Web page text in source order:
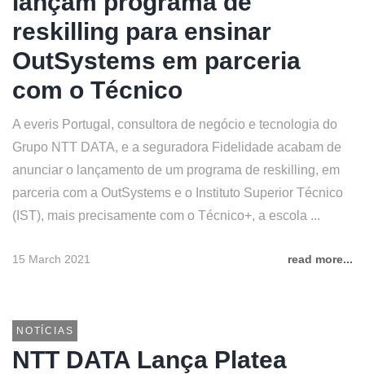
reskilling para ensinar
OutSystems em parceria
com o Técnico
A everis Portugal, consultora de negócio e tecnologia do
Grupo NTT DATA, e a seguradora Fidelidade acabam de
anunciar o lançamento de um programa de reskilling, em
parceria com a OutSystems e o Instituto Superior Técnico
(IST), mais precisamente com o Técnico+, a escola ...
15 March 2021 read more...
NOTÍCIAS
NTT DATA Lança Platea